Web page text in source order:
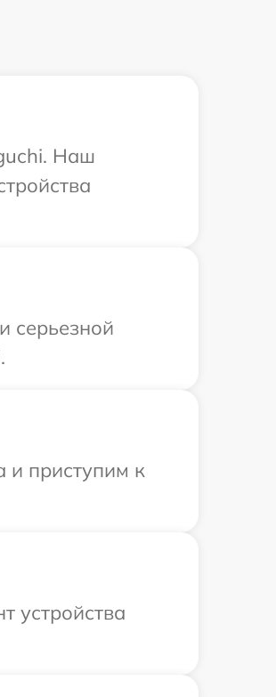
Наш
серьезной
и приступим к
устройства